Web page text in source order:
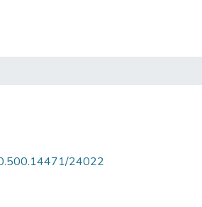
24022